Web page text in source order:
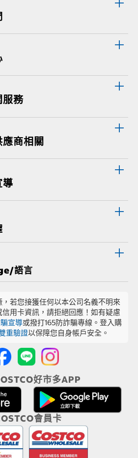
服務
商相關
導
語言
，若您接獲任何以本公司名義不明來
用卡資訊，請拒絕回應！如有疑慮
宣導或撥打165防詐騙專線。登入購
重驗證以保障您自身帳戶安全。
好市多APP
會員卡